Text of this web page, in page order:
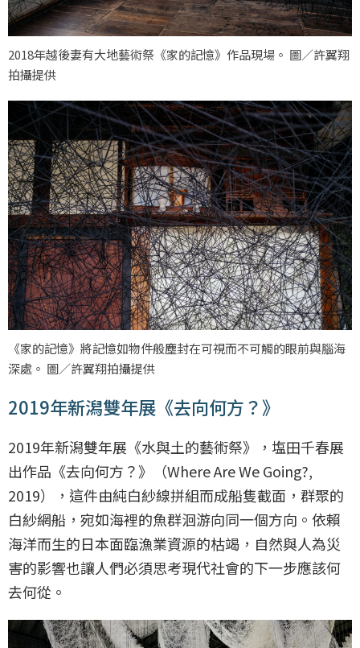
2018年越後妻有大地藝術祭《家的記憶》作品現場。 圖／許翼翔
拍攝提供
《家的記憶》將記憶如物件般塵封在可視而不可觸的眼前與腦海
深處。 圖／許翼翔拍攝提供
2019年新潟雙年展《去向何方？》
2019年新潟雙年展《水與土的藝術祭》，塩田千春展
出作品《去向何方？》（Where Are We Going?,
2019），這件由純白紗線拼組而成船隻截面，群聚的
白紗網船，宛如海裡的魚群洄游向同一個方向。依賴
海洋而生的日本面臨漁業資源的枯竭，自然與人為災
害的影響也讓人們必須思考現代社會的下一步應該何
去何從。